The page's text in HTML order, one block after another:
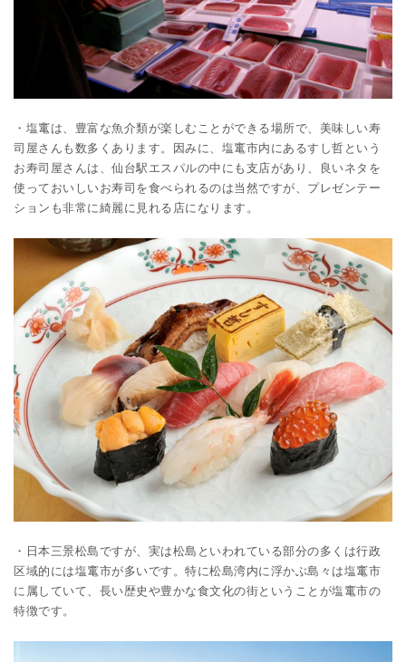
・塩竃は、豊富な魚介類が楽しむことができる場所で、美味しい寿
司屋さんも数多くあります。因みに、塩竃市内にあるすし哲という
お寿司屋さんは、仙台駅エスパルの中にも支店があり、良いネタを
使っておいしいお寿司を食べられるのは当然ですが、プレゼンテー
ションも非常に綺麗に見れる店になります。
・日本三景松島ですが、実は松島といわれている部分の多くは行政
区域的には塩竃市が多いです。特に松島湾内に浮かぶ島々は塩竃市
に属していて、長い歴史や豊かな食文化の街ということが塩竃市の
特徴です。